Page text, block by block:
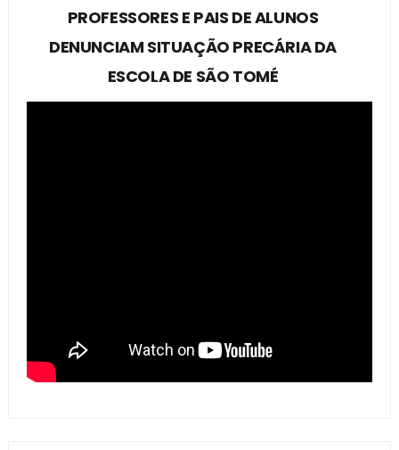
PROFESSORES E PAIS DE ALUNOS
DENUNCIAM SITUAÇÃO PRECÁRIA DA
ESCOLA DE SÃO TOMÉ